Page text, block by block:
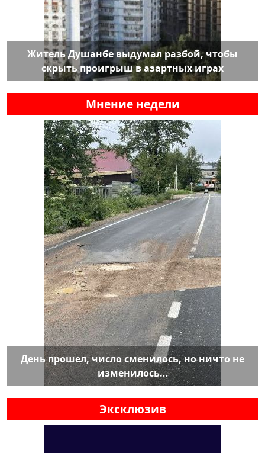
Житель Душанбе выдумал разбой, чтобы
скрыть проигрыш в азартных играх
Мнение недели
День прошел, число сменилось, но ничто не
изменилось…
Эксклюзив